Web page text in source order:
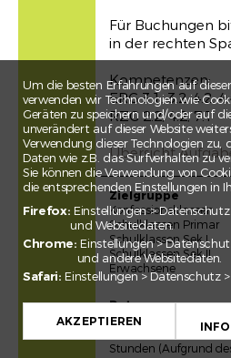
+
Für Buchungen
in der rechten
Kompetenzen:
ERG 3.1, 3.2, 4.2,
RZG 2.2, 4.2, 7.1
Übersicht
Zielgruppe
Konfessionsklassen
Schulklassen Primar
Schulklassen Sek I
Schulklassen Sek II
Erwachsene
Daten
Mo-Do: 8.30-10.30
16.00 Uhr, Dauer: 1-1.5
Stunden (Aufgrund
Um die besten Erfahrungen auf
verwenden wir Technologien wie
Geräten zu speichern und/oder auf
unverändert auf dieser Website
Verwendung dieser Technologien zu,
Daten wie z.B. das Surfverhalten zu
Sie können die Verwendung von
die entsprechenden Einstellungen in
Firefox: Einstellungen >
und Websitedaten.
Chrome: Einstellungen >
und andere Websitedaten.
Safari: Einstellungen > Datenschutz
AKZEPTIEREN